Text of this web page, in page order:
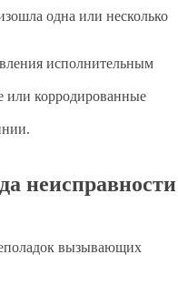
одна или несколько
исполнительным
или корродированные
неисправности
вызывающих